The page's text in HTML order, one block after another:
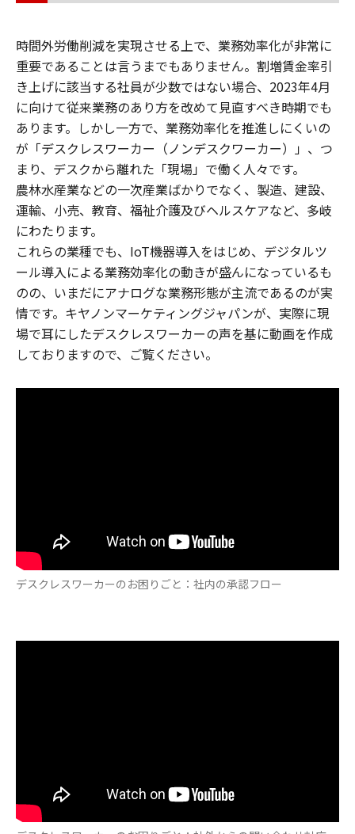
時間外労働削減を実現させる上で、業務効率化が非常に
重要であることは言うまでもありません。割増賃金率引
き上げに該当する社員が少数ではない場合、2023年4月
に向けて従来業務のあり方を改めて見直すべき時期でも
あります。しかし⼀⽅で、業務効率化を推進しにくいの
が「デスクレスワーカー（ノンデスクワーカー）」、つ
まり、デスクから離れた「現場」で働く⼈々です。
農林⽔産業などの⼀次産業ばかりでなく、製造、建設、
運輸、⼩売、教育、福祉介護及びヘルスケアなど、多岐
にわたります。
これらの業種でも、IoT機器導入をはじめ、デジタルツ
ール導入による業務効率化の動きが盛んになっているも
のの、いまだにアナログな業務形態が主流であるのが実
情です。キヤノンマーケティングジャパンが、実際に現
場で耳にしたデスクレスワーカーの声を基に動画を作成
しておりますので、ご覧ください。
デスクレスワーカーのお困りごと：社内の承認フロー